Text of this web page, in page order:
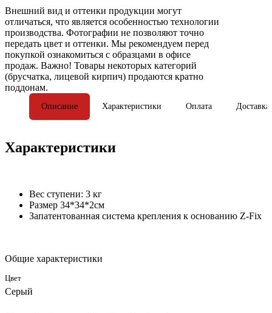
Внешний вид и оттенки продукции могут
отличаться, что является особенностью технологии
производства. Фотографии не позволяют точно
передать цвет и оттенки. Мы рекомендуем перед
покупкой ознакомиться с образцами в офисе
продаж. Важно! Товары некоторых категорий
(брусчатка, лицевой кирпич) продаются кратно
поддонам.
Описание Характеристики Оплата Доставка
Характеристики
Вес ступени: 3 кг
Размер 34*34*2см
Запатентованная система крепления к основанию Z-Fix
Общие характеристики
Цвет
Серый